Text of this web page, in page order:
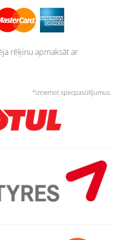
rēķinu apmaksāt ar
*izņemot specpasūtījumus